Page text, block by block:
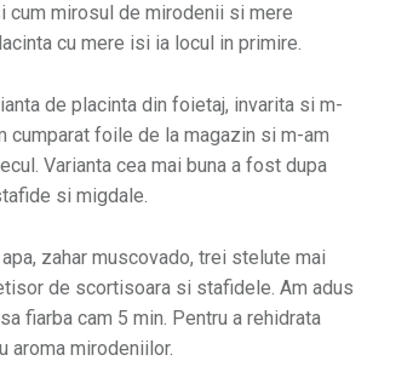
cum mirosul de mirodenii si mere
cu mere isi ia locul in primire.
de placinta din foietaj, invarita si m-
cumparat foile de la magazin si m-am
Varianta cea mai buna a fost dupa
si migdale.
zahar muscovado, trei stelute mai
de scortisoara si stafidele. Am adus
fiarba cam 5 min. Pentru a rehidrata
aroma mirodeniilor.